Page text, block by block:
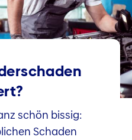
schön bissig:
Schaden